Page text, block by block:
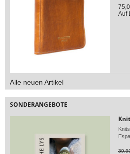
Auf
Alle neuen Artikel
SONDERANGEBOTE